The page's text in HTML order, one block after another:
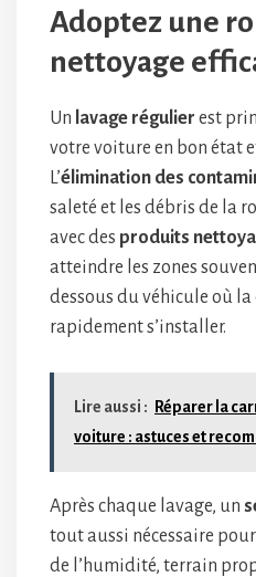
Adoptez une
nettoyage
Un lavage régulier est
votre voiture en bon état
L’élimination des
saleté et les débris de la
avec des produits
atteindre les zones
dessous du véhicule où
rapidement s’installer.
Lire aussi :
Réparer la
voiture : astuces et
Après chaque lavage, un
tout aussi nécessaire
de l’humidité, terrain